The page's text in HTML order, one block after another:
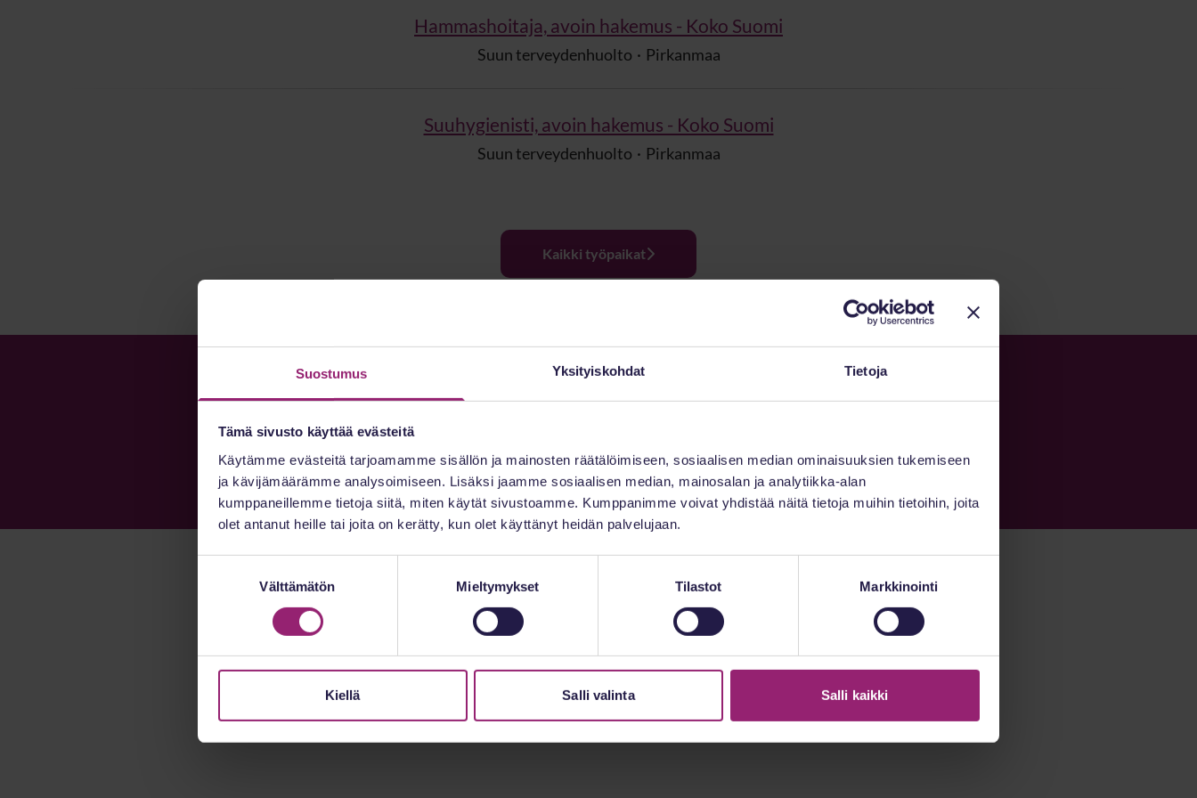
Suostumus Yksityiskohdat Tietoja
Tämä sivusto käyttää evästeitä
Käytämme evästeitä tarjoamamme sisällön ja mainosten räätälöimiseen, sosiaalisen median ominaisuuksien tukemiseen
ja kävijämäärämme analysoimiseen. Lisäksi jaamme sosiaalisen median, mainosalan ja analytiikka-alan
kumppaneillemme tietoja siitä, miten käytät sivustoamme. Kumppanimme voivat yhdistää näitä tietoja muihin tietoihin, joita
olet antanut heille tai joita on kerätty, kun olet käyttänyt heidän palvelujaan.
Välttämätön Mieltymykset Tilastot Markkinointi
Kiellä Salli valinta Salli kaikki
Hammashoitaja, avoin hakemus - Koko Suomi
Suun terveydenhuolto · Pirkanmaa
Suuhygienisti, avoin hakemus - Koko Suomi
Suun terveydenhuolto · Pirkanmaa
Kaikki työpaikat